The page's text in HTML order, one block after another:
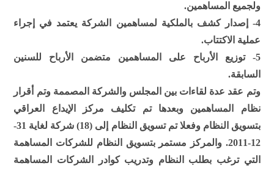
ولجميع المساهمين.
4- إصدار كشف بالملكية لمساهمين الشركة يعتمد في إجراء
عملية الاكتتاب.
5- توزيع الأرباح على المساهمين متضمن الأرباح للسنين
السابقة.
وتم عقد عدة لقاءات بين المجلس والشركة المصممة وتم أقرار
نظام المساهمين وبعدها تم تكليف مركز الإيداع العراقي
بتسويق النظام وفعلا تم تسويق النظام إلى (18) شركة لغاية 31-
12-2011. والمركز مستمر بتسويق النظام للشركات المساهمة
التي ترغب بطلب النظام وتدريب كوادر الشركات المساهمة